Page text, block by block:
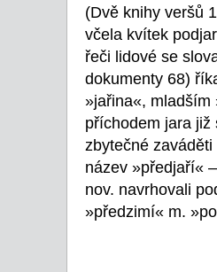
(Dvě knihy veršů
včela kvítek
řeči lidové se
dokumenty 68)
»jařina«, mladším
příchodem jara již
zbytečné
název »předjaří«
nov. navrhovali
»předzimí« m.